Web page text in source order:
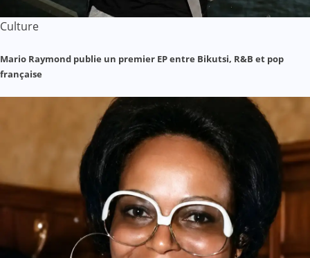
Culture
Mario Raymond publie un premier EP entre Bikutsi, R&B et pop
française